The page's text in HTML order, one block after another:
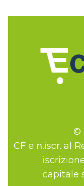
©
CF e n.iscr. al
capitale